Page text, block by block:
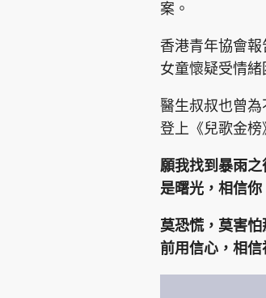
集團旗下品牌
東周刊
Oh!爸媽
關於我們 聯絡我們
案。
香港青年協會
女童懷疑受情緒
醫生叔叔也曾
登上《兒歌金榜
願我找到暴雨
是曙光，相信你
莫恐慌，莫害
前用信心，相